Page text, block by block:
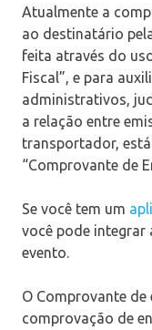
Atualmente a
ao destinatário
feita através do
Fiscal”, e para
administrativos,
a relação entre
transportador,
“Comprovante de
Se você tem um
você pode integrar
evento.
O Comprovante de
comprovação de